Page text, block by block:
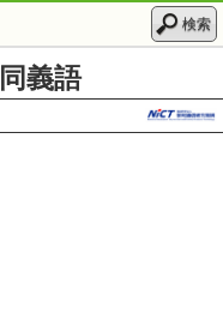
検索
義語